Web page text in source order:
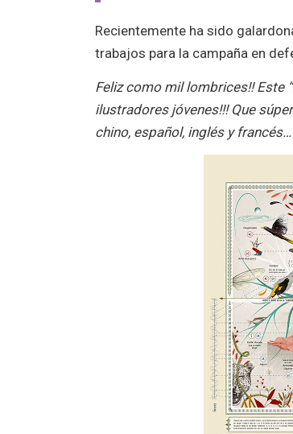
Recientemente ha sido
trabajos para la campaña en
Feliz como mil lombrices!! Este
ilustradores jóvenes!!! Que
chino, español, inglés y